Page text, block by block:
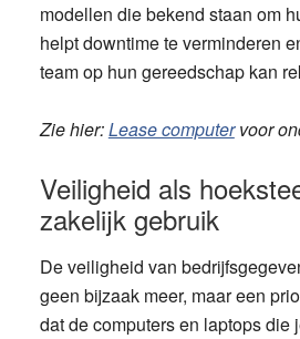
modellen die bekend staan om
helpt downtime te verminderen
team op hun gereedschap kan
Zie hier:Lease computervoor
Veiligheid als
zakelijk gebruik
De veiligheid van
geen bijzaak meer, maar een
dat de computers en laptops die